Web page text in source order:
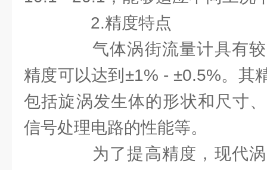
2.精度特点
气体涡街流量计具有较
精度可以达到±1% - ±0.5%。其
包括旋涡发生体的形状和尺寸
信号处理电路的性能等。
为了提高精度，现代涡